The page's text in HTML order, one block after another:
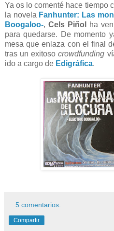
Ya os lo comenté hace tiempo
la novela Fanhunter: Las
Boogaloo-, Cels Piñol ha
para quedarse. De momento
mesa que enlaza con el final
tras un exitosocrowdfunding
ido a cargo de Edigráfica.
5 comentarios:
Compartir